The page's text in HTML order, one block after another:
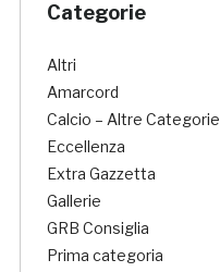
Categorie
Altri
Amarcord
Calcio – Altre Categorie
Eccellenza
Extra Gazzetta
Gallerie
GRB Consiglia
Prima categoria